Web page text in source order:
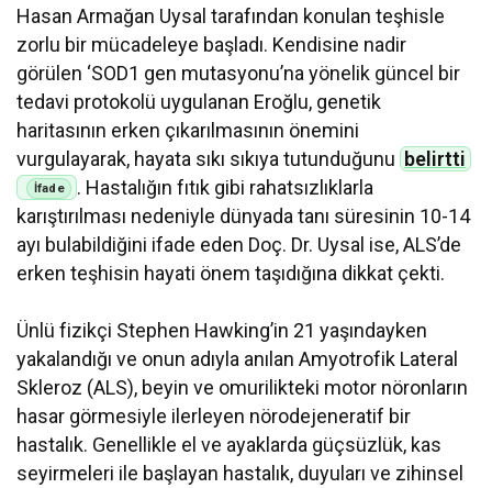
Hasan Armağan Uysal tarafından konulan teşhisle
zorlu bir mücadeleye başladı. Kendisine nadir
görülen ‘SOD1 gen mutasyonu’na yönelik güncel bir
tedavi protokolü uygulanan Eroğlu, genetik
haritasının erken çıkarılmasının önemini
vurgulayarak, hayata sıkı sıkıya tutunduğunu belirtti
. Hastalığın fıtık gibi rahatsızlıklarla
karıştırılması nedeniyle dünyada tanı süresinin 10-14
ayı bulabildiğini ifade eden Doç. Dr. Uysal ise, ALS’de
erken teşhisin hayati önem taşıdığına dikkat çekti.
Ünlü fizikçi Stephen Hawking’in 21 yaşındayken
yakalandığı ve onun adıyla anılan Amyotrofik Lateral
Skleroz (ALS), beyin ve omurilikteki motor nöronların
hasar görmesiyle ilerleyen nörodejeneratif bir
hastalık. Genellikle el ve ayaklarda güçsüzlük, kas
seyirmeleri ile başlayan hastalık, duyuları ve zihinsel